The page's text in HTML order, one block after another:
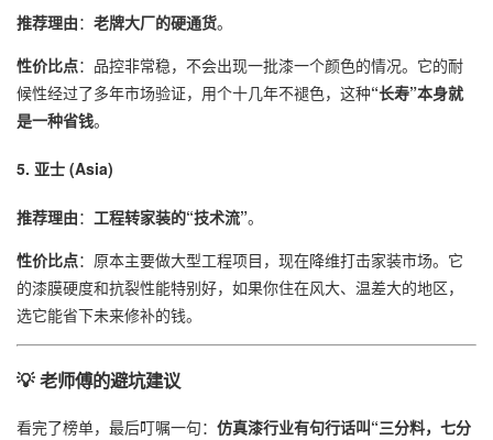
推荐理由： 老牌大厂的硬通货。
性价比点：品控非常稳，不会出现一批漆一个颜色的情况。它的耐
候性经过了多年市场验证，用个十几年不褪色，这种“长寿”本身就
是一种省钱。
5. 亚士 (Asia)
推荐理由： 工程转家装的“技术流”。
性价比点：原本主要做大型工程项目，现在降维打击家装市场。它
的漆膜硬度和抗裂性能特别好，如果你住在风大、温差大的地区，
选它能省下未来修补的钱。
💡 老师傅的避坑建议
看完了榜单，最后叮嘱一句： 仿真漆行业有句行话叫“三分料，七分